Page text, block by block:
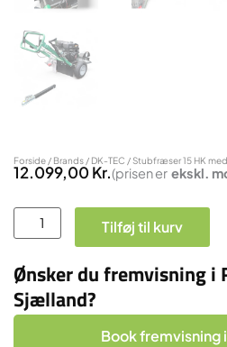
Forside / Brands / DK-TEC / Stubfræser 15 HK
12.099,00Kr.(prisen er ekskl.
Stubfræser
15
med
elstart
Tilføj til kurv
Ønsker du fremvisning i
Sjælland?
Book fremvisning